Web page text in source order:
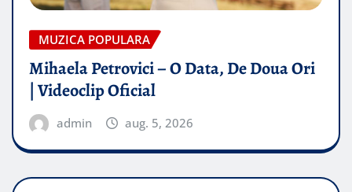
MUZICA POPULARA
Mihaela Petrovici – O Data, De Doua Ori
| Videoclip Oficial
admin aug. 5, 2026